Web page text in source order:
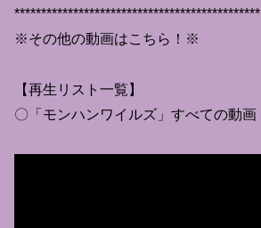
**********************************************
※その他の動画はこちら！※
【再生リスト一覧】
〇「モンハンワイルズ」すべての動画